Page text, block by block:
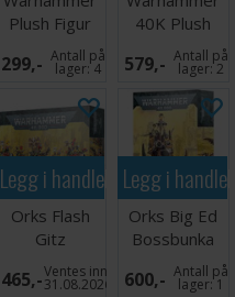
Plush Figur
Balthas Gryph
Houn
299,- Antall på
lager:4
40K Plush
Figur Space
Marine
579,- Antall på
lager:2
Legg i handlekurven
Orks Flash
Gitz
465,-Ventes inn
31.08.2026
Legg i
Orks Big Ed
Bossbunka
600,- Antall på
lager:1